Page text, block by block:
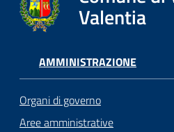
argomenti...
Seguici
su
Valentia
AMMINISTRAZIONE
Organi di governo
Aree amministrative